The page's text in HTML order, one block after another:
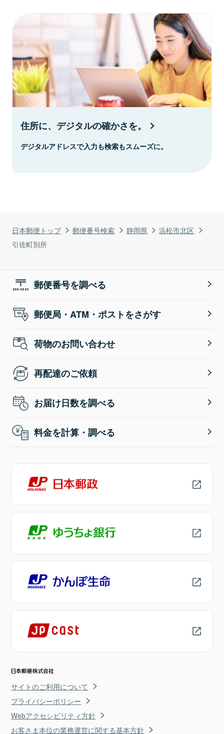
日本郵便トップ 郵便番号検索 静岡県
浜松市北区
引佐町別所
住所に、デジタルの確かさを。
デジタルアドレスで入力も検索もスムーズに。
郵便番号を調べる
郵便局・ATM・ポストをさがす
荷物のお問い合わせ
再配達のご依頼
お届け日数を調べる
料金を計算・調べる
サイトのご利用について
プライバシーポリシー
Webアクセシビリティ方針
お客さま本位の業務運営に関する基本方針